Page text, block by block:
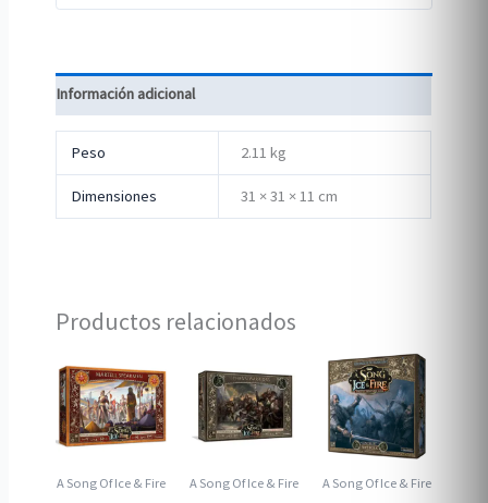
Información adicional
Peso 2.11 kg
Dimensiones 31 × 31 × 11 cm
Productos relacionados
A Song Of Ice & Fire A Song Of Ice & Fire A Song Of Ice & Fire